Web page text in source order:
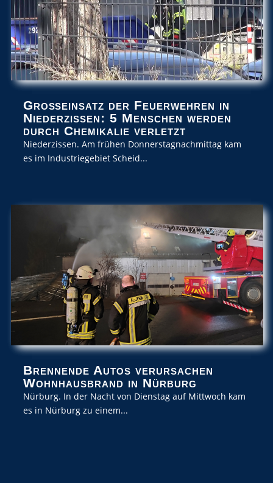
Großeinsatz der Feuerwehren in
Niederzissen: 5 Menschen werden
durch Chemikalie verletzt
Niederzissen. Am frühen Donnerstagnachmittag kam
es im Industriegebiet Scheid...
Brennende Autos verursachen
Wohnhausbrand in Nürburg
Nürburg. In der Nacht von Dienstag auf Mittwoch kam
es in Nürburg zu einem...